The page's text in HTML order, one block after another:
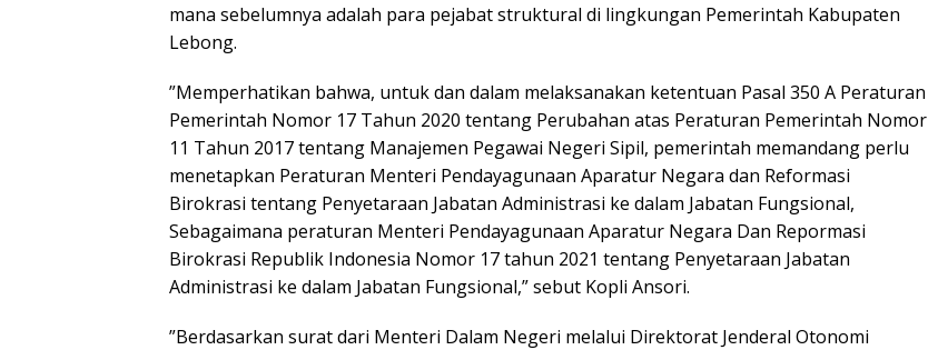
mana sebelumnya adalah para pejabat struktural di lingkungan Pemerintah Kabupaten
Lebong.
”Memperhatikan bahwa, untuk dan dalam melaksanakan ketentuan Pasal 350 A Peraturan
Pemerintah Nomor 17 Tahun 2020 tentang Perubahan atas Peraturan Pemerintah Nomor
11 Tahun 2017 tentang Manajemen Pegawai Negeri Sipil, pemerintah memandang perlu
menetapkan Peraturan Menteri Pendayagunaan Aparatur Negara dan Reformasi
Birokrasi tentang Penyetaraan Jabatan Administrasi ke dalam Jabatan Fungsional,
Sebagaimana peraturan Menteri Pendayagunaan Aparatur Negara Dan Repormasi
Birokrasi Republik Indonesia Nomor 17 tahun 2021 tentang Penyetaraan Jabatan
Administrasi ke dalam Jabatan Fungsional,” sebut Kopli Ansori.
”Berdasarkan surat dari Menteri Dalam Negeri melalui Direktorat Jenderal Otonomi